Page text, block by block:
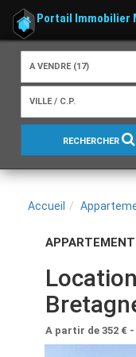
Portail Immobilier
A VENDRE (17)
VILLE / C.P.
RECHERCHER
Accueil
A partir de 352 € -